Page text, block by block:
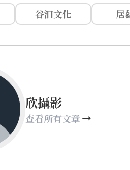
谷汩文化 居
欣攝影
查看所有文章